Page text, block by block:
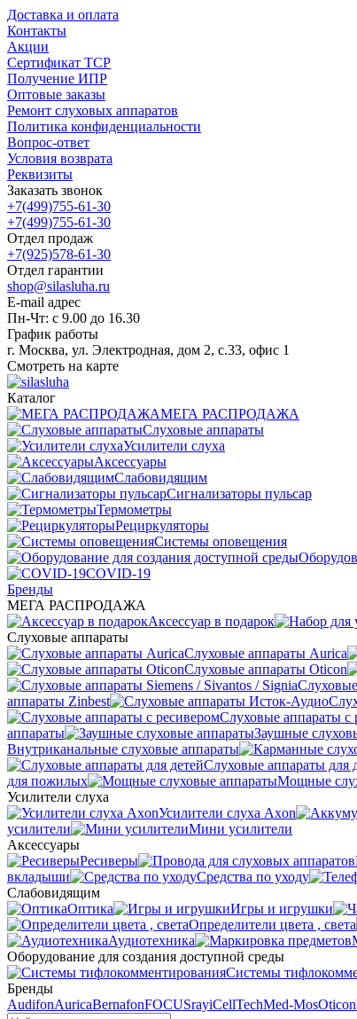
Доставка и оплата
Контакты
Акции
Сертификат ТСР
Получение ИПР
Оптовые заказы
Ремонт слуховых аппаратов
Политика конфиденциальности
Вопрос-ответ
Условия возврата
Реквизиты
Заказать звонок
+7(499)755-61-30
+7(499)755-61-30
Отдел продаж
+7(925)578-61-30
Отдел гарантии
shop@silasluha.ru
E-mail адрес
Пн-Чт: с 9.00 до 16.30
График работы
г. Москва, ул. Электродная, дом 2, с.33, офис 1
Смотреть на карте
Каталог
МЕГА РАСПРОДАЖА
Слуховые аппараты
Усилители слуха
Аксессуары
Слабовидящим
Сигнализаторы пульсар
Термометры
Рециркуляторы
Cистемы оповещения
COVID-19
Бренды
МЕГА РАСПРОДАЖА
Аксессуар в подарок
Слуховые аппараты
Слуховые аппараты Aurica
Слуховые аппараты Oticon
аппараты Zinbest
Слуховые аппараты с
аппараты
Заушные
Внутриканальные слуховые аппараты
Слуховые аппараты для
для пожилых
Мощные
Усилители слуха
Усилители слуха Axon
усилители
Мини усилители
Аксессуары
Ресиверы
вкладыши
Средства по уходу
Слабовидящим
Оптика
Игры и игрушки
Определители цвета , света
Аудиотехника
Оборудование для создания доступной среды
Системы
Бренды
AudifonAuricaBernafonFOCUSrayiCellTechMed-MosOticon